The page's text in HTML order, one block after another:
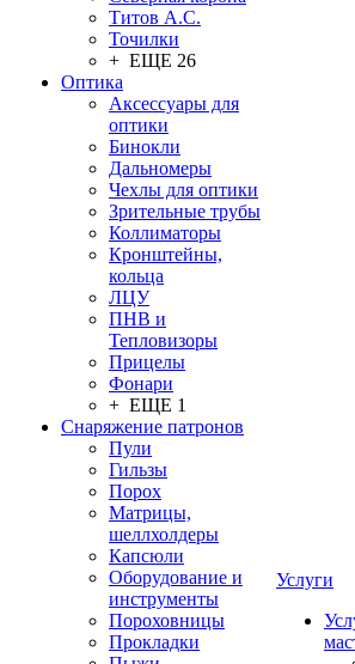
Титов А.С.
Точилки
+ ЕЩЕ 26
Оптика
Аксессуары для
оптики
Бинокли
Дальномеры
Чехлы для оптики
Зрительные трубы
Коллиматоры
Кронштейны,
кольца
ЛЦУ
ПНВ и
Тепловизоры
Прицелы
Фонари
+ ЕЩЕ 1
Снаряжение патронов
Пули
Гильзы
Порох
Матрицы,
шеллхолдеры
Капсюли
Оборудование и
инструменты
Пороховницы
Прокладки
Услуги